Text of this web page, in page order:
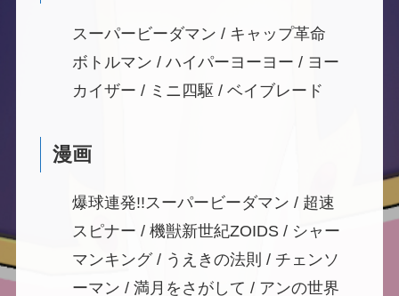
スーパービーダマン / キャップ革命
ボトルマン / ハイパーヨーヨー / ヨー
カイザー / ミニ四駆 / ベイブレード
漫画
爆球連発!!スーパービーダマン / 超速
スピナー / 機獣新世紀ZOIDS / シャー
マンキング / うえきの法則 / チェンソ
ーマン / 満月をさがして / アンの世界